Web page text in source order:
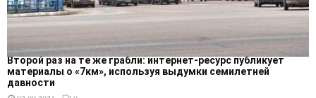
Второй раз на те же грабли: интернет-ресурс публикует
материалы о «7км», используя выдумки семилетней
давности